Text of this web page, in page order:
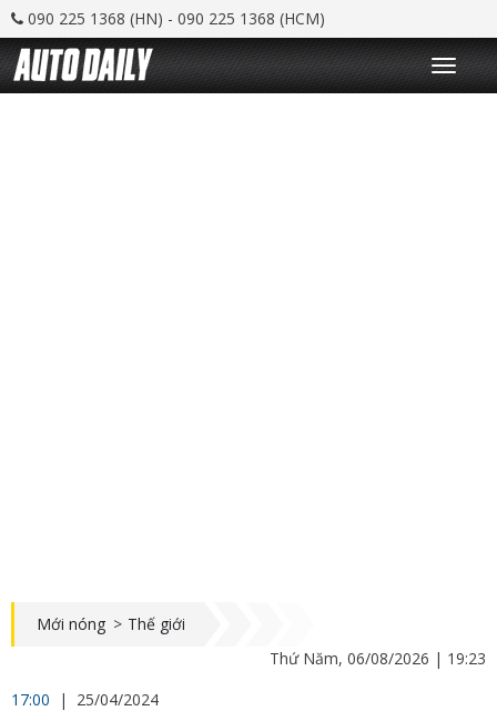
090 225 1368 (HN) - 090 225 1368 (HCM)
T
o
g
Mới nóng > Thế giới
Thứ Năm, 06/08/2026 | 19:23
17:00
| 25/04/2024